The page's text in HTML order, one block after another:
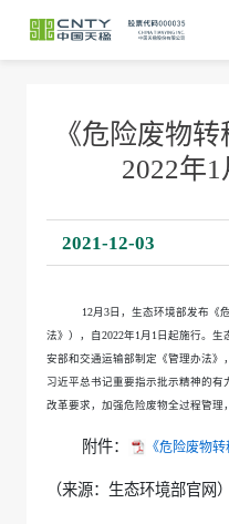
《危险废物
2022年
2021-12-03
12月3日，生态环境部发布《
法》），自2022年1月1日起施行。
安部和交通运输部制定《管理办法》
习近平总书记重要指示批示精神的有
改革要求，加强危险废物全过程管理
附件： 《危险废物
（来源：生态环境部官网）